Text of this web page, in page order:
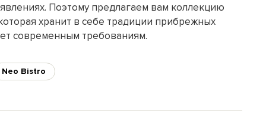
Поэтому предлагаем вам коллекцию
хранит в себе традиции прибрежных
современным требованиям.
Neo Bistro